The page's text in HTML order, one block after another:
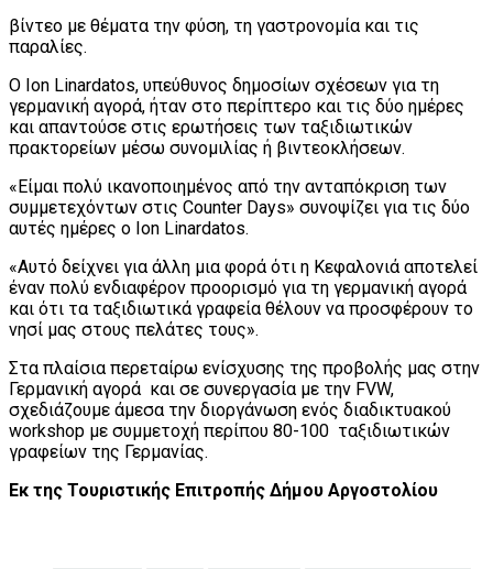
βίντεο με θέματα την φύση, τη γαστρονομία και τις
παραλίες.
Ο Ion Linardatos, υπεύθυνος δημοσίων σχέσεων για τη
γερμανική αγορά, ήταν στο περίπτερο και τις δύο ημέρες
και απαντούσε στις ερωτήσεις των ταξιδιωτικών
πρακτορείων μέσω συνομιλίας ή βιντεοκλήσεων.
«Είμαι πολύ ικανοποιημένος από την ανταπόκριση των
συμμετεχόντων στις Counter Days» συνοψίζει για τις δύο
αυτές ημέρες ο Ion Linardatos.
«Αυτό δείχνει για άλλη μια φορά ότι η Κεφαλονιά αποτελεί
έναν πολύ ενδιαφέρον προορισμό για τη γερμανική αγορά
και ότι τα ταξιδιωτικά γραφεία θέλουν να προσφέρουν το
νησί μας στους πελάτες τους».
Στα πλαίσια περεταίρω ενίσχυσης της προβολής μας στην
Γερμανική αγορά και σε συνεργασία με την FVW,
σχεδιάζουμε άμεσα την διοργάνωση ενός διαδικτυακού
workshop με συμμετοχή περίπου 80-100 ταξιδιωτικών
γραφείων της Γερμανίας.
Εκ της Τουριστικής Επιτροπής Δήμου Αργοστολίου